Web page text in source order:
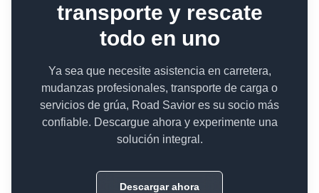
transporte y rescate
todo en uno
Ya sea que necesite asistencia en carretera,
mudanzas profesionales, transporte de carga o
servicios de grúa, Road Savior es su socio más
confiable. Descargue ahora y experimente una
solución integral.
Descargar ahora